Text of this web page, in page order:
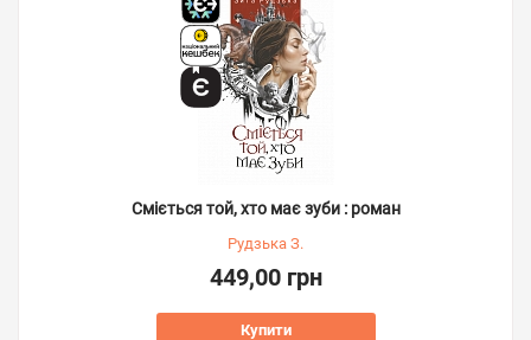
Сміється той, хто має зуби : роман
Рудзька З.
449,00 грн
Купити